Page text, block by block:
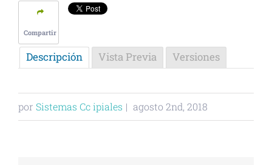
Compartir
Descripción Vista Previa Versiones
por Sistemas Cc ipiales | agosto 2nd, 2018